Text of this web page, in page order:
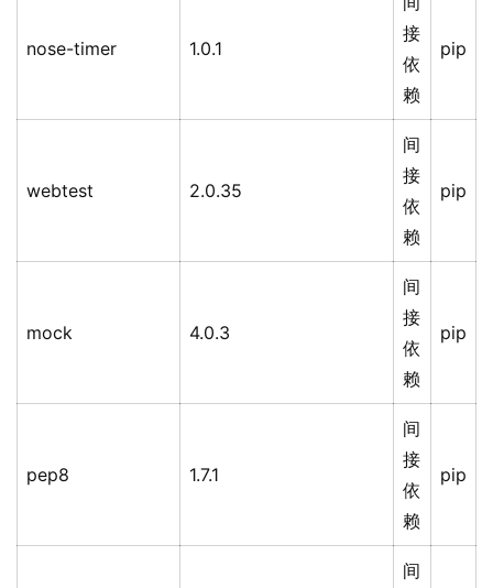
nose-timer 1.0.1
接
依
赖
pip
webtest 2.0.35
间
接
依
赖
pip
mock 4.0.3
间
接
依
赖
pip
pep8 1.7.1
间
接
依
赖
pip
间